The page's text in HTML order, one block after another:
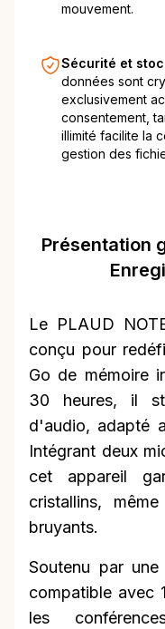
mouvement.
Sécurité et
données sont
exclusivement
consentement,
illimité facilite la
gestion des
Présentation
Le PLAUD
conçu pour
Go de mémoire
30 heures, il
d'audio, adapté
Intégrant deux
cet appareil
cristallins,
bruyants.
Soutenu par
compatible avec
les